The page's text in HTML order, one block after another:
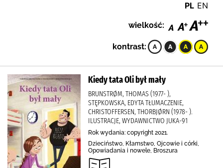
PL EN
wielkość:
kontrast:
Kiedy tata Oli był mały
BRUNSTRØM, THOMAS (1977- ),
STĘPKOWSKA, EDYTA TŁUMACZENIE,
CHRISTOFFERSEN, THORBJØRN (1978- ).
ILUSTRACJE, WYDAWNICTWO JUKA-91
Rok wydania: copyright 2021.
Dzieciństwo, Kłamstwo, Ojcowie i córki,
Opowiadania i nowele, Broszura